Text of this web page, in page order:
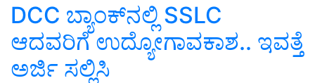
DCC ಬ್ಯಾಂಕ್‌ನಲ್ಲಿ SSLC
ಆದವರಿಗೆ ಉದ್ಯೋಗಾವಕಾಶ.. ಇವತ್ತೆ
ಅರ್ಜಿ ಸಲ್ಲಿಸಿ